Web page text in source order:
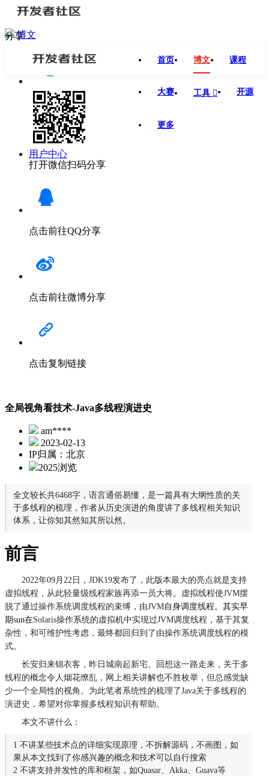
博文
首页 博文 课程
大赛 工具  开源
更多
用户中心
分享
打开微信扫码分享
点击前往QQ分享
点击前往微博分享
点击复制链接
全局视角看技术-Java多线程演进史
am****
2023-02-13
IP归属：北京
2025浏览
全文较长共6468字，语言通俗易懂，是一篇具有大纲性质的关
于多线程的梳理，作者从历史演进的角度讲了多线程相关知识
体系，让你知其然知其所以然。
前言
2022年09月22日，JDK19发布了，此版本最大的亮点就是支持
虚拟线程，从此轻量级线程家族再添一员大将。虚拟线程使JVM摆
脱了通过操作系统调度线程的束缚，由JVM自身调度线程。其实早
期sun在Solaris操作系统的虚拟机中实现过JVM调度线程，基于其复
杂性，和可维护性考虑，最终都回归到了由操作系统调度线程的模
式。
长安归来锦衣客，昨日城南起新宅。回想这一路走来，关于多
线程的概念令人烟花缭乱，网上相关讲解也不胜枚举，但总感觉缺
少一个全局性的视角。为此笔者系统性的梳理了Java关于多线程的
演进史，希望对你掌握多线程知识有帮助。
本文不讲什么：
1 不讲某些技术点的详细实现原理，不拆解源码，不画图，如
果从本文找到了你感兴趣的概念和技术可以自行搜索
2 不讲支持并发性的库和框架，如Quasar、Akka、Guava等